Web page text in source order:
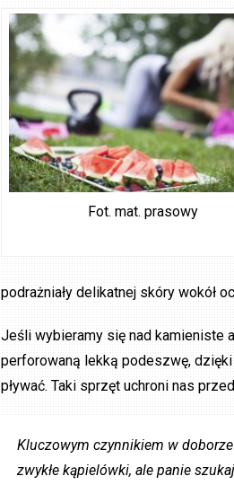
Fot. mat. prasowy
podrażniały delikatnej skóry wokół
Jeśli wybieramy się nad kamieniste
perforowaną lekką podeszwę,
pływać. Taki sprzęt uchroni nas
Kluczowym czynnikiem w
zwykłe kąpielówki, ale panie